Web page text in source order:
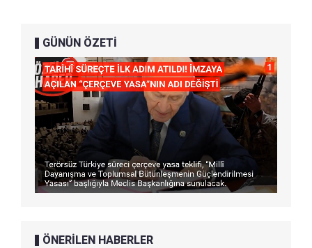
GÜNÜN ÖZETİ
ÖNERİLEN HABERLER